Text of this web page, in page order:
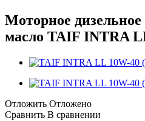
Моторное дизельное
масло TAIF INTRA
Отложить Отложено
Сравнить В сравнении